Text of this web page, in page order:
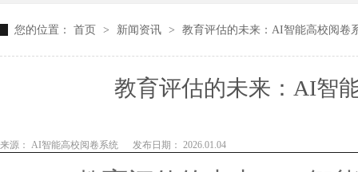
您的位置： 首页 > 新闻资讯 > 教育评估的未来：AI智能高校阅卷
教育评估的未来：AI智
来源： AI智能高校阅卷系统 发布日期： 2026.01.04